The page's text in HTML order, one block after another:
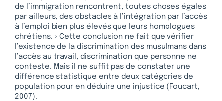
de l’immigration rencontrent, toutes choses égales
par ailleurs, des obstacles à l’intégration par l’accès
à l’emploi bien plus élevés que leurs homologues
chrétiens. » Cette conclusion ne fait que vérifier
l’existence de la discrimination des musulmans dans
l’accès au travail, discrimination que personne ne
conteste. Mais il ne suffit pas de constater une
différence statistique entre deux catégories de
population pour en déduire une injustice (Foucart,
2007).